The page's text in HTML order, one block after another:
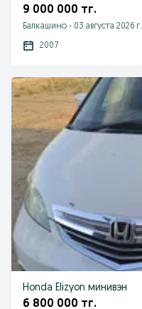
9 000 000 тг.
Балкашино - 03 августа 2026 г.
2007
Honda Elizyon минивэн
6 800 000 тг.